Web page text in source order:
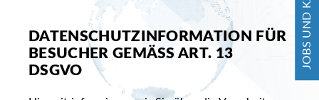
DATENSCHUTZINFORMATION FÜR
BESUCHER GEMÄSS ART. 13 D
SGVO